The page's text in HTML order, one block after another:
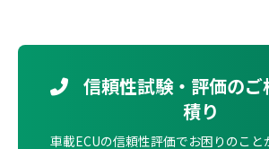
信頼性試験・評価のご
積り
車載ECUの信頼性評価でお困りのこと